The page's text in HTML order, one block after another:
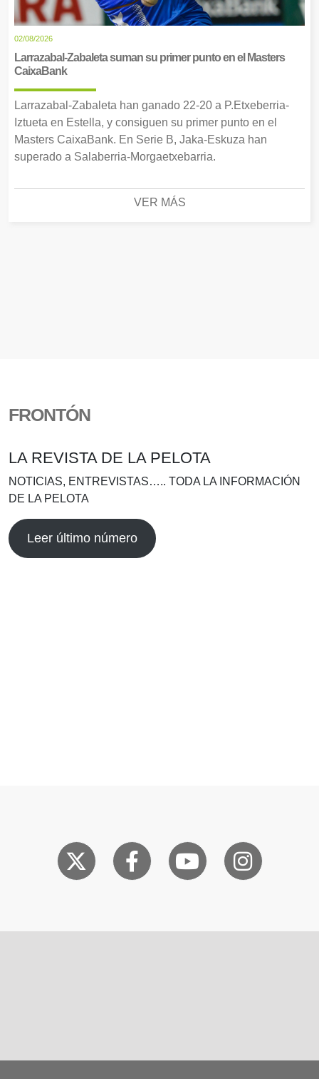
02/08/2026
Larrazabal-Zabaleta suman su primer punto en el Masters
CaixaBank
Larrazabal-Zabaleta han ganado 22-20 a P.Etxeberria-
Iztueta en Estella, y consiguen su primer punto en el
Masters CaixaBank. En Serie B, Jaka-Eskuza han
superado a Salaberria-Morgaetxebarria.
VER MÁS
FRONTÓN
LA REVISTA DE LA PELOTA
NOTICIAS, ENTREVISTAS….. TODA LA INFORMACIÓN
DE LA PELOTA
Leer último número